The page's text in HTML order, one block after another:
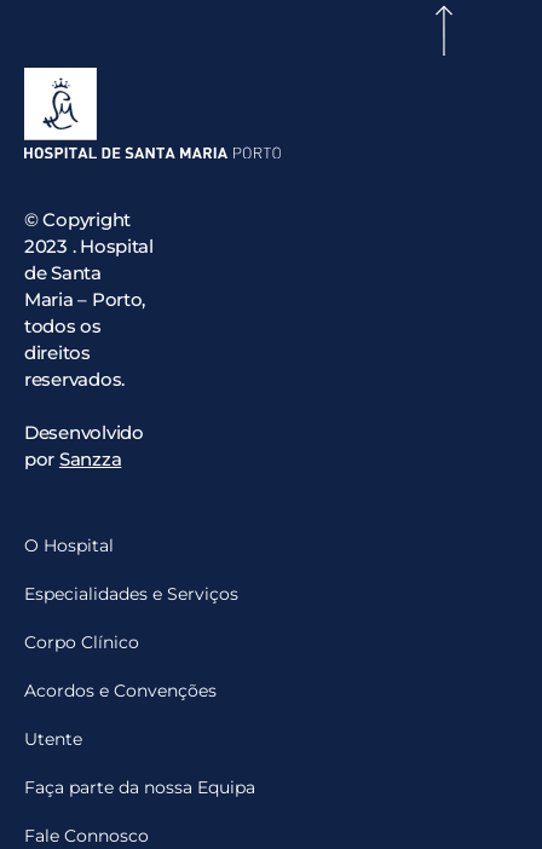
© Copyright
2023 . Hospital
de Santa
Maria – Porto,
todos os
direitos
reservados.
Desenvolvido
por Sanzza
O Hospital
Especialidades e Serviços
Corpo Clínico
Acordos e Convenções
Utente
Faça parte da nossa Equipa
Fale Connosco